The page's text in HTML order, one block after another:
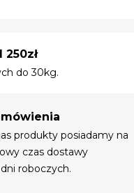
do 30kg.
produkty posiadamy na
czas dostawy
roboczych.